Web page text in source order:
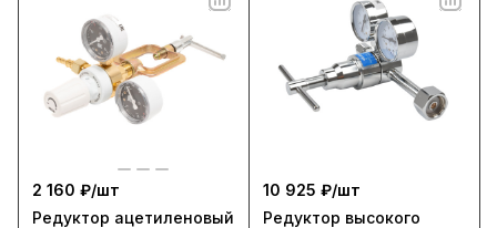
2 160 ₽/шт
Редуктор ацетиленовый
10 925 ₽/шт
Редуктор высокого